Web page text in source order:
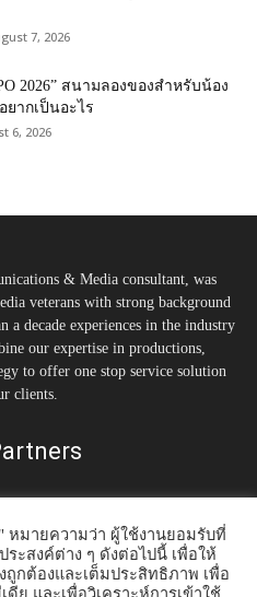
7, 2026
2026” สนามลองของสำหรับน้อง
ยากเป็นอะไร
6, 2026
& Media consultant, was
veterans with strong background
a decade experiences in the industry
our expertise in productions,
to offer one stop service solution
clients.
มายความว่า ผู้ใช้งานยอมรับที่
ระสงค์ต่าง ๆ ดังต่อไปนี้ เพื่อให้
ถูกต้องและเต็มประสิทธิภาพ เพื่อ